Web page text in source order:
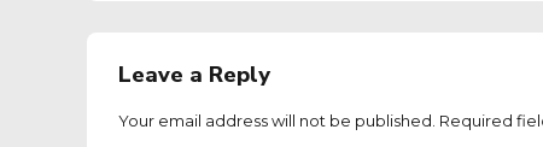
Leave a Reply
Your email address will not be published. Required